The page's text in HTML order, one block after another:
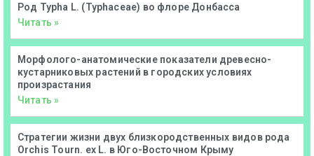
Род Typha L. (Typhaceae) во флоре Донбасса
Читать »
Морфолого-анатомические показатели древесно-
кустарниковых растений в городских условиях
произрастания
Читать »
Стратегии жизни двух близкородственных видов рода
Orchis Tourn. ex L. в Юго-Восточном Крыму